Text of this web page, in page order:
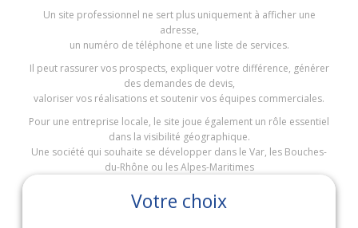
Un site professionnel ne sert plus uniquement à afficher une
adresse,
un numéro de téléphone et une liste de services.
Il peut rassurer vos prospects, expliquer votre différence, générer
des demandes de devis,
valoriser vos réalisations et soutenir vos équipes commerciales.
Pour une entreprise locale, le site joue également un rôle essentiel
dans la visibilité géographique.
Une société qui souhaite se développer dans le Var, les Bouches-
du-Rhône ou les Alpes-Maritimes
doit pouvoir créer des contenus pertinents et structurés en fonction
des recherches de ses futurs clients.
Votre choix